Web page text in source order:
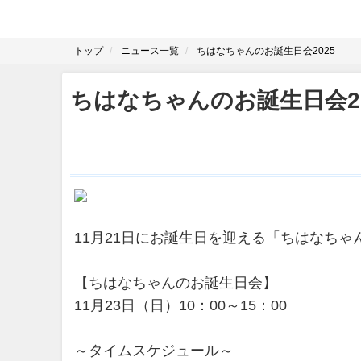
トップ ニュース一覧 ちはなちゃんのお誕生日会2025
ちはなちゃんのお誕生日会
11月21日にお誕生日を迎える「ちはなち
【ちはなちゃんのお誕生日会】
11月23日（日）10：00～15：00
～タイムスケジュール～